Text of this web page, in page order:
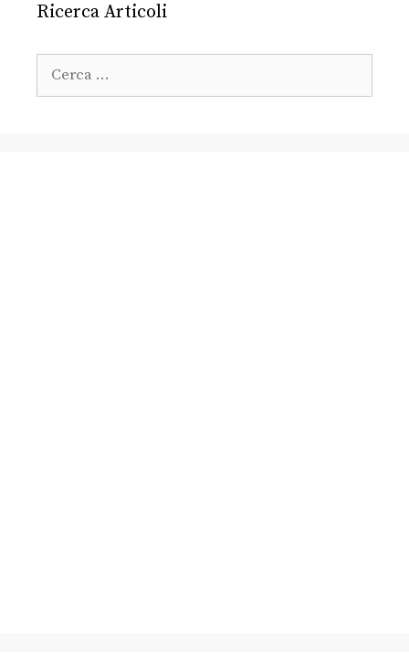
Ricerca Articoli